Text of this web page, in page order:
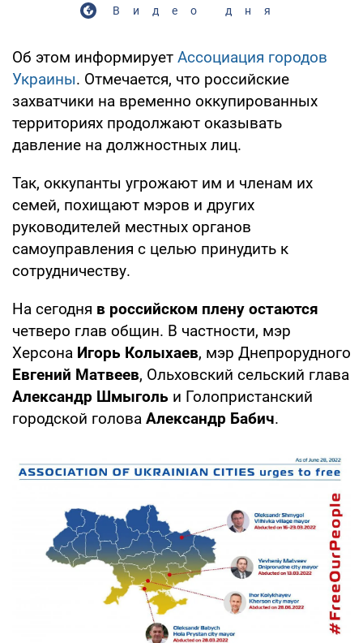
Видео дня
Об этом информирует Ассоциация городов
Украины. Отмечается, что российские
захватчики на временно оккупированных
территориях продолжают оказывать
давление на должностных лиц.
Так, оккупанты угрожают им и членам их
семей, похищают мэров и других
руководителей местных органов
самоуправления с целью принудить к
сотрудничеству.
На сегодня в российском плену остаются
четверо глав общин. В частности, мэр
Херсона Игорь Колыхаев, мэр Днепрорудного
Евгений Матвеев, Ольховский сельский глава
Александр Шмыголь и Голопристанский
городской голова Александр Бабич.